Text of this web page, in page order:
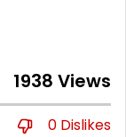
1938 Views
0 Dislikes